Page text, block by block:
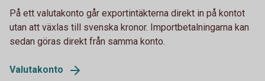
På ett valutakonto går exportintäkterna direkt in på kontot
utan att växlas till svenska kronor. Importbetalningarna kan
sedan göras direkt från samma konto.
Valutakonto